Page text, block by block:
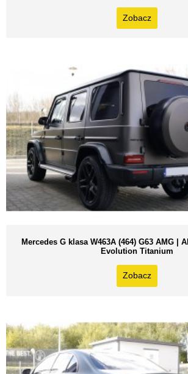
Zobacz
Mercedes G klasa W463A (464) G63 AMG |
Evolution Titanium
Zobacz